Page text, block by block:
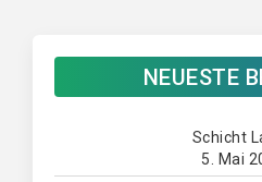
NEUESTE
Schicht
5. Mai